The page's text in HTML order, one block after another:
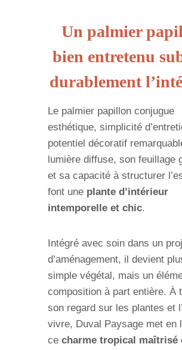
Un palmier
bien entretenu
durablement
Le palmier papillon conjugue
esthétique, simplicité
potentiel décoratif
lumière diffuse, son feuillage
et sa capacité à structurer
font une plante d’intérieur
intemporelle et chic.
Intégré avec soin dans un
d’aménagement, il devient
simple végétal, mais un
composition à part entière. À
son regard sur les plantes et
vivre, Duval Paysage met en
ce charme tropical maîtrisé